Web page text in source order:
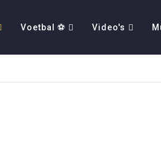
Voetbal ⚽ Video's